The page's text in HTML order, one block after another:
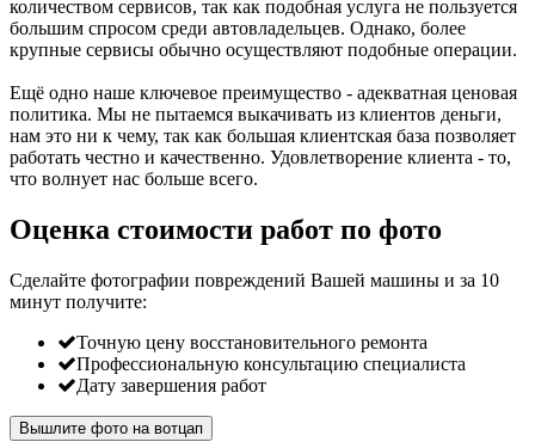
количеством сервисов, так как подобная услуга не пользуется
большим спросом среди автовладельцев. Однако, более
крупные сервисы обычно осуществляют подобные операции.
Ещё одно наше ключевое преимущество - адекватная ценовая
политика. Мы не пытаемся выкачивать из клиентов деньги,
нам это ни к чему, так как большая клиентская база позволяет
работать честно и качественно. Удовлетворение клиента - то,
что волнует нас больше всего.
Оценка стоимости работ по фото
Сделайте фотографии повреждений Вашей машины и за 10
минут получите:
Точную цену восстановительного ремонта
Профессиональную консультацию специалиста
Дату завершения работ
Вышлите фото на вотцап